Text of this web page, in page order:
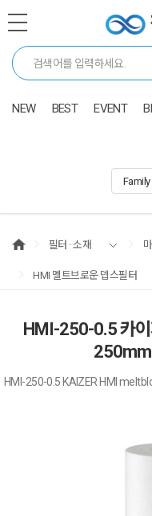
NEW BEST EVENT
필터 · 소재
HMI 멜트브로운 뎁스필터
HMI-250-0.5 카이
HMI-250-0.5 KAIZER HMI